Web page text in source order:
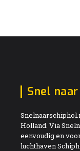
Snel
Holland. Via
eenvoudig en
luchthaven